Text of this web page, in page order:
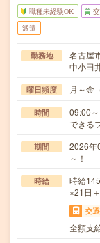
職種未経験OK
派遣
勤務地
名古屋
中小田
曜日頻度 月～金
時間
09:00
できる
期間
2026
～！
時給
時給
×21日
交
全額支